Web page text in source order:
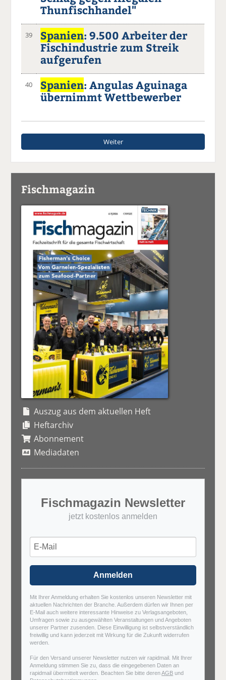
Thunfischhandel"
39 Spanien: 9.500 Arbeiter der
Fischindustrie zum Streik
aufgerufen
40 Spanien: Angulas Aguinaga
übernimmt Wettbewerber
Weiter
Fischmagazin
Auszug aus dem aktuellen Heft
Heftarchiv
Abonnement
Mediadaten
Fischmagazin Newsletter
jetzt kostenlos anmelden
Anmelden
Mit Ihrer Anmeldung erhalten Sie kostenlos unseren Newsletter mit
aktuellen Nachrichten der Branche. Außerdem dürfen wir Ihnen per
E-Mail auch weitere interessante Hinweise zu Verlagsangeboten,
Umfragen sowie zu ausgewählten Veranstaltungen und Angeboten
unserer Partner zusenden. Diese Einwilligung ist selbstverständlich
freiwillig und kann jederzeit mit Wirkung für die Zukunft widerrufen
werden.
Für den Versand unserer Newsletter nutzen wir rapidmail. Mit Ihrer
Anmeldung stimmen Sie zu, dass die eingegebenen Daten an
rapidmail übermittelt werden. Beachten Sie bitte derenAGB und